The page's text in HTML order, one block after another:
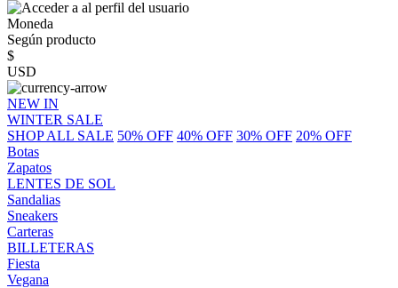
Moneda
Según producto
$
USD
NEW IN
WINTER SALE
SHOP ALL SALE 50% OFF 40% OFF 30% OFF 20% OFF
Botas
Zapatos
LENTES DE SOL
Sandalias
Sneakers
Carteras
BILLETERAS
Fiesta
Vegana